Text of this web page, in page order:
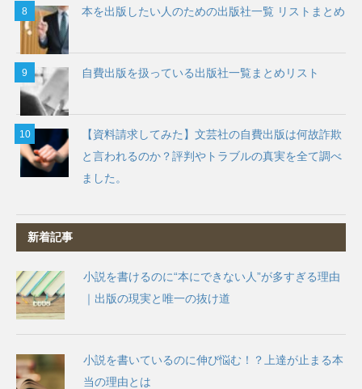
本を出版したい人のための出版社一覧 リストまとめ
自費出版を扱っている出版社一覧まとめリスト
【資料請求してみた】文芸社の自費出版は何故詐欺
と言われるのか？評判やトラブルの真実を全て調べ
ました。
新着記事
小説を書けるのに“本にできない人”が多すぎる理由
｜出版の現実と唯一の抜け道
小説を書いているのに伸び悩む！？上達が止まる本
当の理由とは